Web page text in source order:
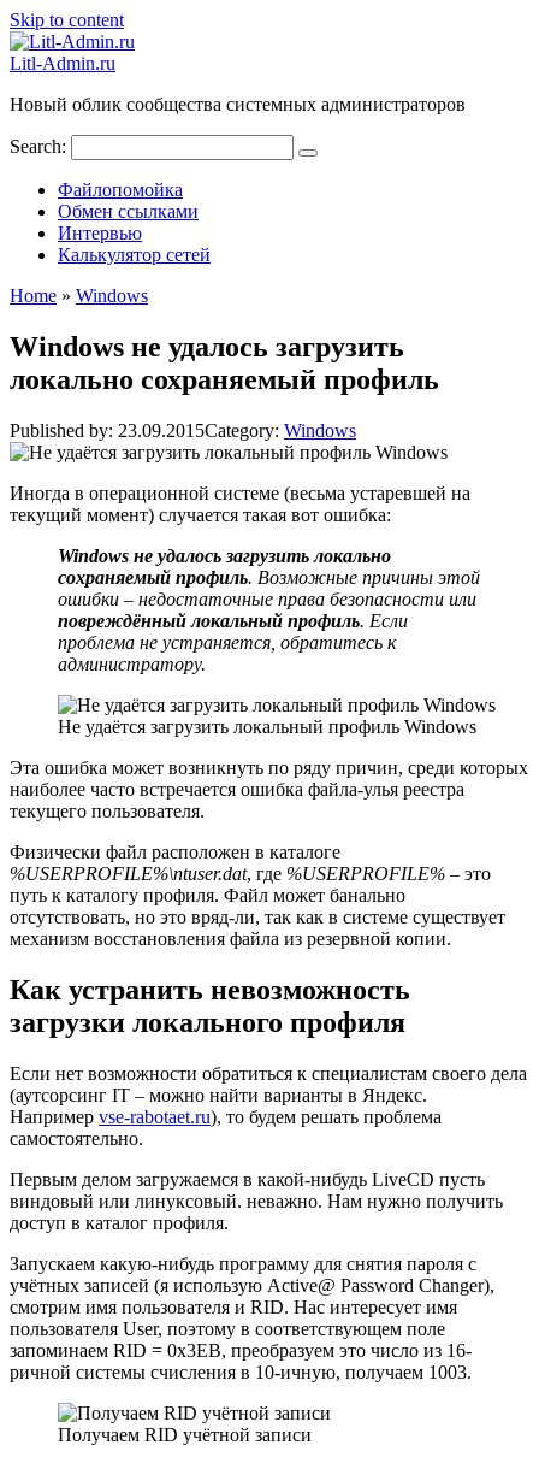
Skip to content
Litl-Admin.ru
Новый облик сообщества системных администраторов
Search:
Файлопомойка
Обмен ссылками
Интервью
Калькулятор сетей
Home » Windows
Windows не удалось загрузить
локально сохраняемый профиль
Published by: 23.09.2015Category: Windows
Иногда в операционной системе (весьма устаревшей на
текущий момент) случается такая вот ошибка:
Windows не удалось загрузить локально
сохраняемый профиль. Возможные причины этой
ошибки – недостаточные права безопасности или
повреждённый локальный профиль. Если
проблема не устраняется, обратитесь к
администратору.
Не удаётся загрузить локальный профиль Windows
Эта ошибка может возникнуть по ряду причин, среди которых
наиболее часто встречается ошибка файла-улья реестра
текущего пользователя.
Физически файл расположен в каталоге
%USERPROFILE%\ntuser.dat, где %USERPROFILE% – это
путь к каталогу профиля. Файл может банально
отсутствовать, но это вряд-ли, так как в системе существует
механизм восстановления файла из резервной копии.
Как устранить невозможность
загрузки локального профиля
Если нет возможности обратиться к специалистам своего дела
(аутсорсинг IT – можно найти варианты в Яндекс.
Например vse-rabotaet.ru), то будем решать проблема
самостоятельно.
Первым делом загружаемся в какой-нибудь LiveCD пусть
виндовый или линуксовый. неважно. Нам нужно получить
доступ в каталог профиля.
Запускаем какую-нибудь программу для снятия пароля с
учётных записей (я использую Active@ Password Changer),
смотрим имя пользователя и RID. Нас интересует имя
пользователя User, поэтому в соответствующем поле
запоминаем RID = 0x3EB, преобразуем это число из 16-
ричной системы счисления в 10-ичную, получаем 1003.
Получаем RID учётной записи